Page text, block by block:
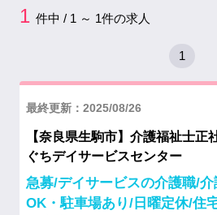
1 件中 / 1 ～ 1件の求人
1
最終更新：2025/08/26
【奈良県生駒市】介護福祉士正
ぐちデイサービスセンター
急募/デイサービスの介護職/
OK・駐車場あり/日曜定休/住